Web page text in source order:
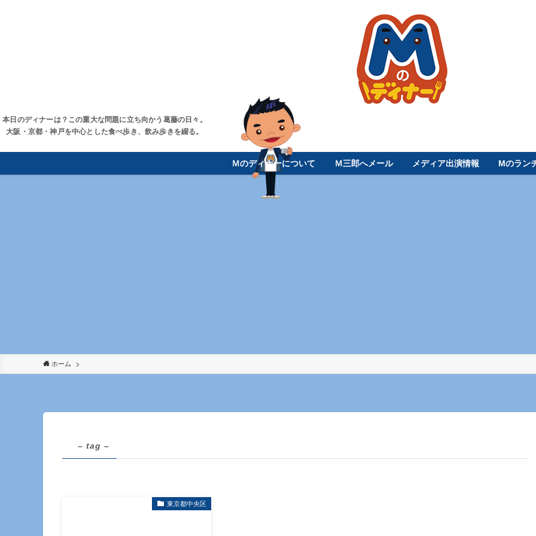
本日のディナーは？この重大な問題に立ち向かう葛藤の日々。
大阪・京都・神戸を中心とした食べ歩き、飲み歩きを綴る。
Ｍのディナーについて Ｍ三郎へメール メディア出演情報 Mのラン
ホーム
– tag –
東京都中央区